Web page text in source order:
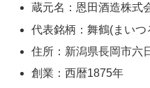
蔵元名：恩田酒造株式
代表銘柄：舞鶴(まいつ
住所：新潟県長岡市六
創業：西暦1875年